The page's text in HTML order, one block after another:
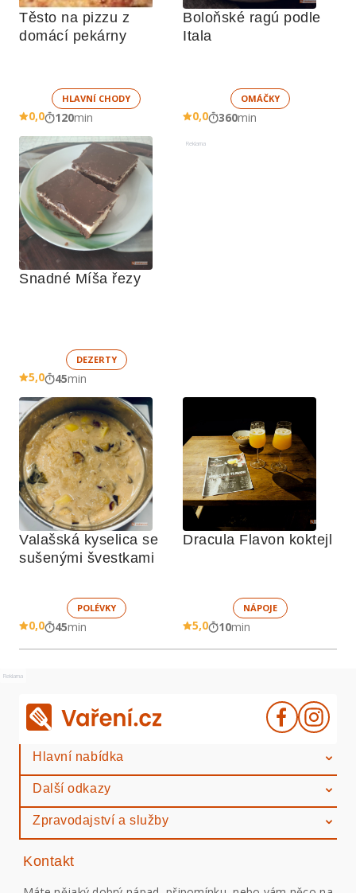
Těsto na pizzu z
domácí pekárny
HLAVNÍ CHODY
0,0 120min
Boloňské ragú podle
Itala
OMÁČKY
0,0 360min
Snadné Míša řezy
DEZERTY
5,0 45min
Reklama
Valašská kyselica se
sušenými švestkami
POLÉVKY
0,0 45min
Dracula Flavon koktejl
NÁPOJE
5,0 10min
Reklama
Hlavní nabídka
Další odkazy
Zpravodajství a služby
Kontakt